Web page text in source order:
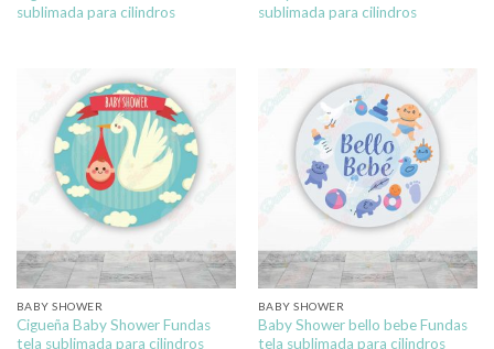
sublimada para cilindros
sublimada para cilindros
BABY SHOWER
Cigueña Baby Shower Fundas
tela sublimada para cilindros
BABY SHOWER
Baby Shower bello bebe Fundas
tela sublimada para cilindros